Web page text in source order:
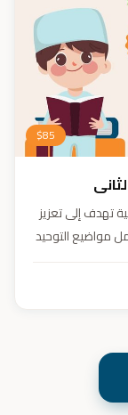
$85
تهدف إلى تعزيز
مواضيع التوحيد